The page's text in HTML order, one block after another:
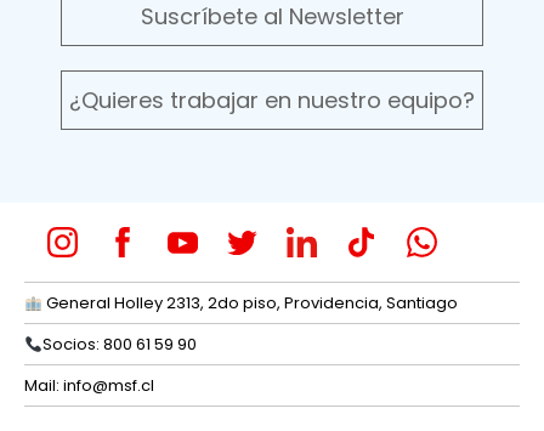
Suscríbete al Newsletter
¿Quieres trabajar en nuestro equipo?
General Holley 2313, 2do piso, Providencia, Santiago
Socios: 800 61 59 90
Mail: info@msf.cl